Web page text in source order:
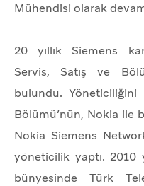
Mühendisi olarak
20 yıllık Siemens
Servis, Satış ve
bulundu. Yöneticiliğini
Bölümü’nün, Nokia ile
Nokia Siemens
yöneticilik yaptı. 2010
bünyesinde Türk